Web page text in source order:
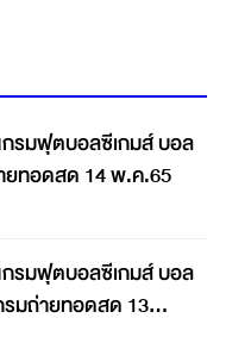
กรมฟุตบอลซีเกมส์ บอล
ยทอดสด 14 พ.ค.65
กรมฟุตบอลซีเกมส์ บอล
มถ่ายทอดสด 13